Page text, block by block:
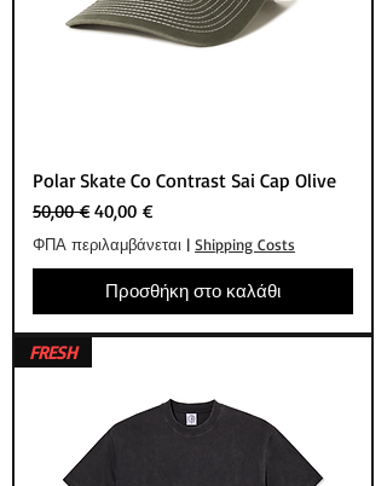
Polar Skate Co Contrast Sai Cap Olive
Κανονική τιμή
50,00 € Τιμή Έκπτωσης
40,00 €
ΦΠΑ περιλαμβάνεται | Shipping Costs
Προσθήκη στο καλάθι
FRESH